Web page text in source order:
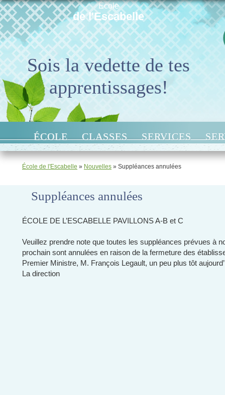
École
de l'Escabelle
Sois la vedette de tes
apprentissages!
ÉCOLE CLASSES SERVICES
École de l'Escabelle » Nouvelles » Suppléances annulées
Suppléances annulées
ÉCOLE DE L’ESCABELLE PAVILLONS A-B et C
Veuillez prendre note que toutes les suppléances prévues à
prochain sont annulées en raison de la fermeture des
Premier Ministre, M. François Legault, un peu plus tôt
La direction